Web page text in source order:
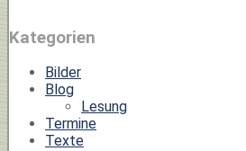
Kategorien
Bilder
Blog
Lesung
Termine
Texte